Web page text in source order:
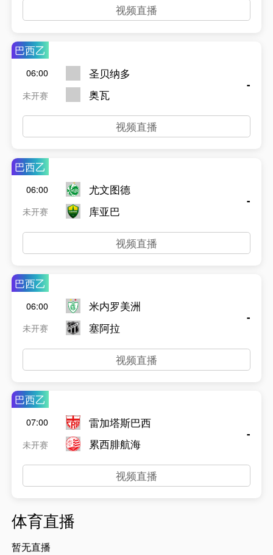
视频直播
巴西乙
06:00
未开赛
圣贝纳多
奥瓦
-
视频直播
巴西乙
06:00
未开赛
尤文图德
库亚巴
-
视频直播
巴西乙
06:00
未开赛
米内罗美洲
塞阿拉
-
视频直播
巴西乙
07:00
未开赛
雷加塔斯巴西
累西腓航海
-
视频直播
体育直播
暂无直播